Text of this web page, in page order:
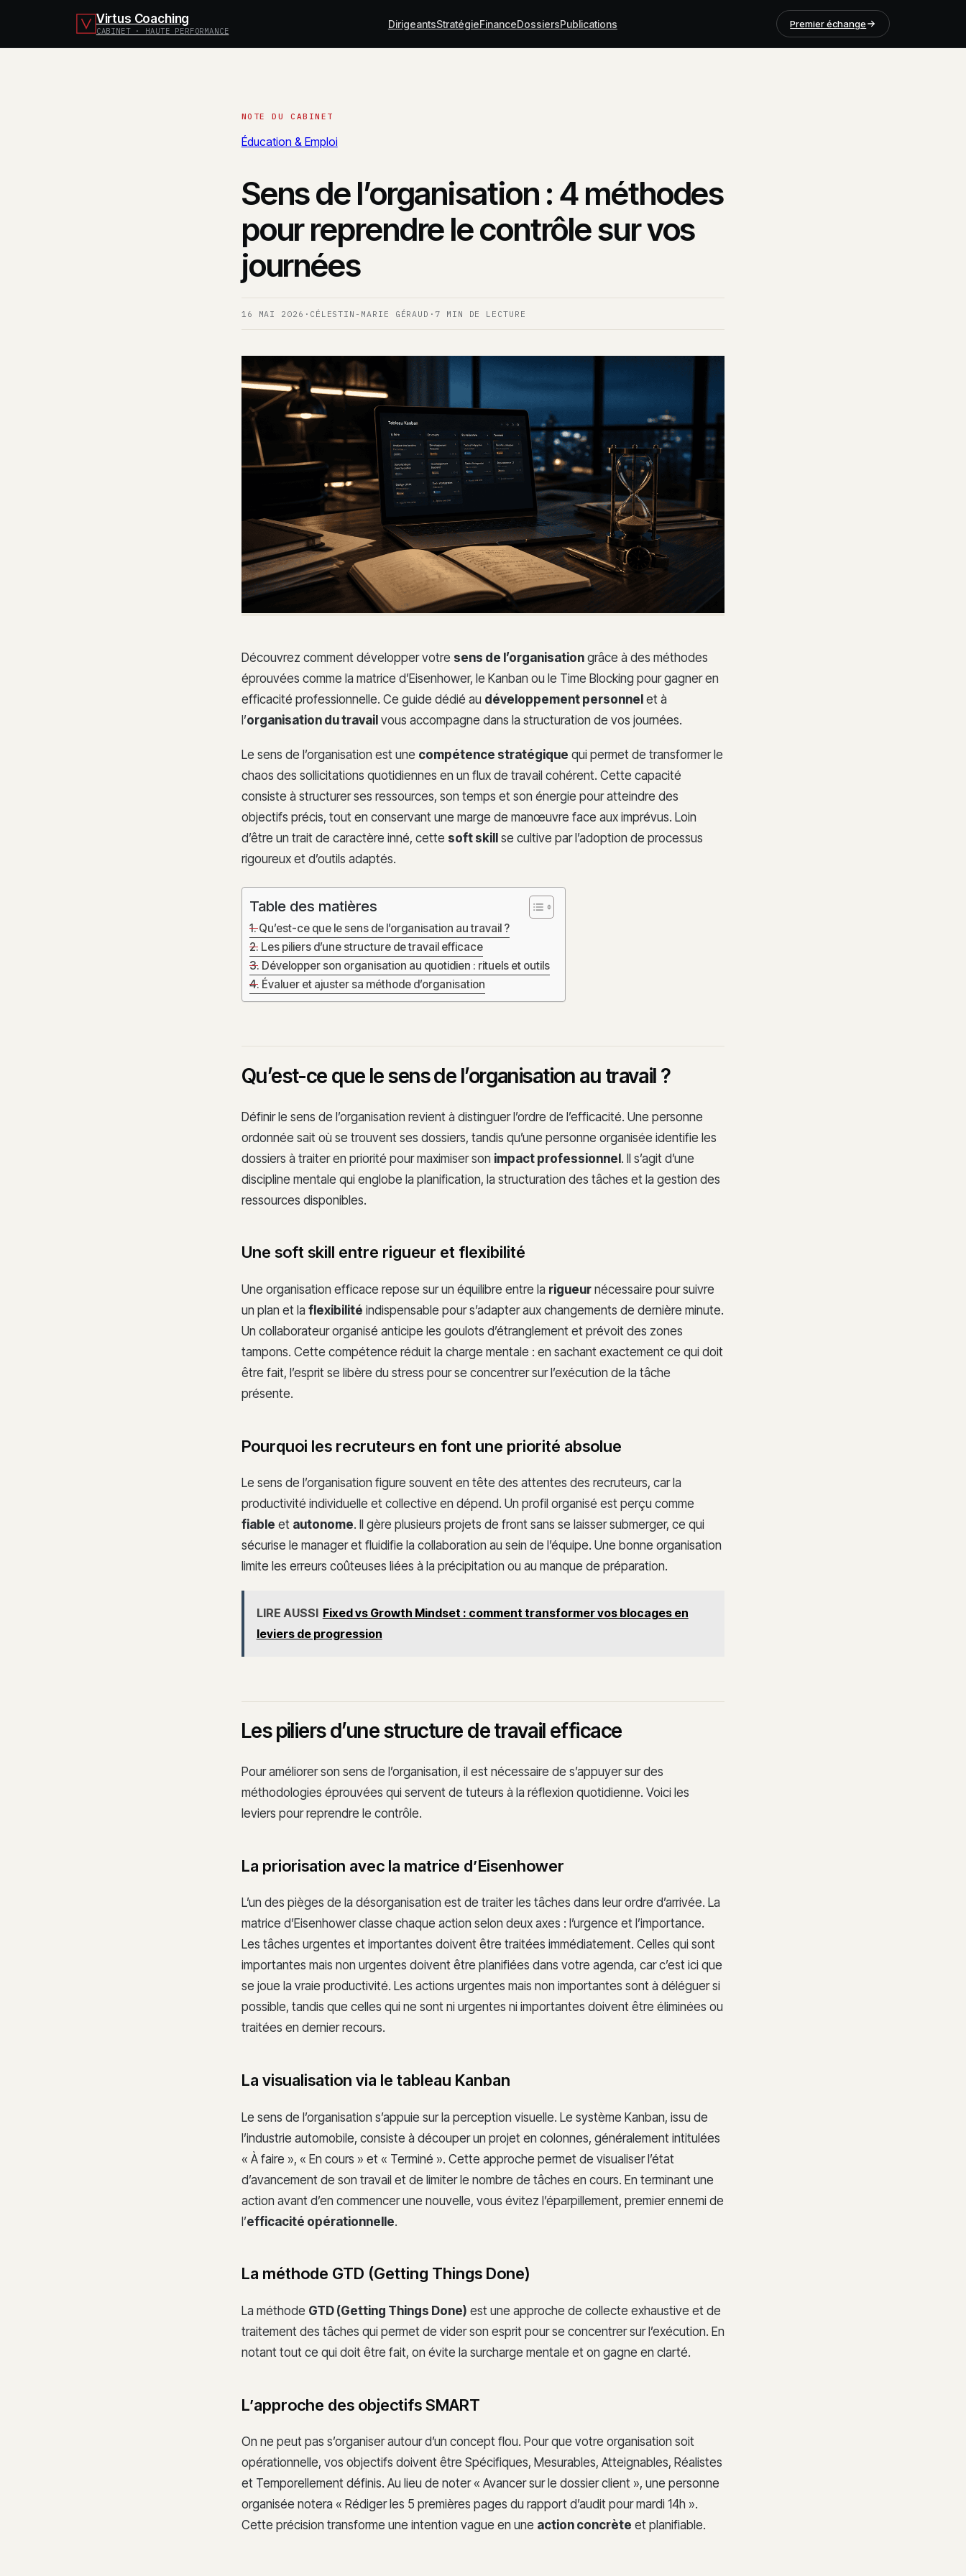
Virtus Coaching
CABINET · HAUTE PERFORMANCE
DirigeantsStratégieFinanceDossiersPublications Premier échange
Éducation & Emploi
Sens de l’organisation : 4 méthodes
pour reprendre le contrôle sur vos
journées
16 MAI 2026 · CÉLESTIN-MARIE GÉRAUD · 7 MIN DE LECTURE
Découvrez comment développer votre sens de l’organisationgrâce à des méthodes
éprouvées comme la matrice d’Eisenhower, le Kanban ou le Time Blocking pour gagner en
efficacité professionnelle. Ce guide dédié au développement personnel et à
l’organisation du travail vous accompagne dans la structuration de vos journées.
Le sens de l’organisation est une compétence stratégique qui permet de transformer le
chaos des sollicitations quotidiennes en un flux de travail cohérent. Cette capacité
consiste à structurer ses ressources, son temps et son énergie pour atteindre des
objectifs précis, tout en conservant une marge de manœuvre face aux imprévus. Loin
d’être un trait de caractère inné, cette soft skillse cultive par l’adoption de processus
rigoureux et d’outils adaptés.
Table des matières
Qu’est-ce que le sens de l’organisation au travail ?
Les piliers d’une structure de travail efficace
Développer son organisation au quotidien : rituels et outils
Évaluer et ajuster sa méthode d’organisation
Qu’est-ce que le sens de l’organisation au travail ?
Définir le sens de l’organisation revient à distinguer l’ordre de l’efficacité. Une personne
ordonnée sait où se trouvent ses dossiers, tandis qu’une personne organisée identifie les
dossiers à traiter en priorité pour maximiser son impact professionnel. Il s’agit d’une
discipline mentale qui englobe la planification, la structuration des tâches et la gestion des
ressources disponibles.
Une soft skill entre rigueur et flexibilité
Une organisation efficace repose sur un équilibre entre la rigueurnécessaire pour suivre
un plan et la flexibilité indispensable pour s’adapter aux changements de dernière minute.
Un collaborateur organisé anticipe les goulots d’étranglement et prévoit des zones
tampons. Cette compétence réduit la charge mentale : en sachant exactement ce qui doit
être fait, l’esprit se libère du stress pour se concentrer sur l’exécution de la tâche
présente.
Pourquoi les recruteurs en font une priorité absolue
Le sens de l’organisation figure souvent en tête des attentes des recruteurs, car la
productivité individuelle et collective en dépend. Un profil organisé est perçu comme
fiable et autonome. Il gère plusieurs projets de front sans se laisser submerger, ce qui
sécurise le manager et fluidifie la collaboration au sein de l’équipe. Une bonne organisation
limite les erreurs coûteuses liées à la précipitation ou au manque de préparation.
LIRE AUSSI Fixed vs Growth Mindset : comment transformer vos blocages en
leviers de progression
Les piliers d’une structure de travail efficace
Pour améliorer son sens de l’organisation, il est nécessaire de s’appuyer sur des
méthodologies éprouvées qui servent de tuteurs à la réflexion quotidienne. Voici les
leviers pour reprendre le contrôle.
La priorisation avec la matrice d’Eisenhower
L’un des pièges de la désorganisation est de traiter les tâches dans leur ordre d’arrivée. La
matrice d’Eisenhower classe chaque action selon deux axes : l’urgence et l’importance.
Les tâches urgentes et importantes doivent être traitées immédiatement. Celles qui sont
importantes mais non urgentes doivent être planifiées dans votre agenda, car c’est ici que
se joue la vraie productivité. Les actions urgentes mais non importantes sont à déléguer si
possible, tandis que celles qui ne sont ni urgentes ni importantes doivent être éliminées ou
traitées en dernier recours.
La visualisation via le tableau Kanban
Le sens de l’organisation s’appuie sur la perception visuelle. Le système Kanban, issu de
l’industrie automobile, consiste à découper un projet en colonnes, généralement intitulées
« À faire », « En cours » et « Terminé ». Cette approche permet de visualiser l’état
d’avancement de son travail et de limiter le nombre de tâches en cours. En terminant une
action avant d’en commencer une nouvelle, vous évitez l’éparpillement, premier ennemi de
l’efficacité opérationnelle.
La méthode GTD (Getting Things Done)
La méthode GTD (Getting Things Done) est une approche de collecte exhaustive et de
traitement des tâches qui permet de vider son esprit pour se concentrer sur l’exécution. En
notant tout ce qui doit être fait, on évite la surcharge mentale et on gagne en clarté.
L’approche des objectifs SMART
On ne peut pas s’organiser autour d’un concept flou. Pour que votre organisation soit
opérationnelle, vos objectifs doivent être Spécifiques, Mesurables, Atteignables, Réalistes
et Temporellement définis. Au lieu de noter « Avancer sur le dossier client », une personne
organisée notera « Rédiger les 5 premières pages du rapport d’audit pour mardi 14h ».
Cette précision transforme une intention vague en une action concrète et planifiable.